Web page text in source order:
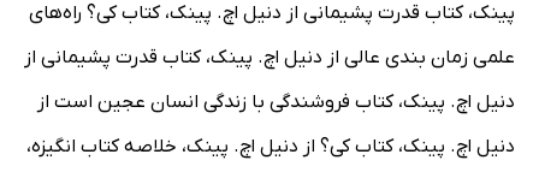
پینک، کتاب قدرت پشیمانی از دنیل اچ. پینک، کتاب کی؟ راه‌های
علمی زمان بندی عالی از دنیل اچ. پینک، کتاب قدرت پشیمانی از
دنیل اچ. پینک، کتاب فروشندگی با زندگی انسان عجین است از
دنیل اچ. پینک، کتاب کی؟ از دنیل اچ. پینک، خلاصه کتاب انگیزه،